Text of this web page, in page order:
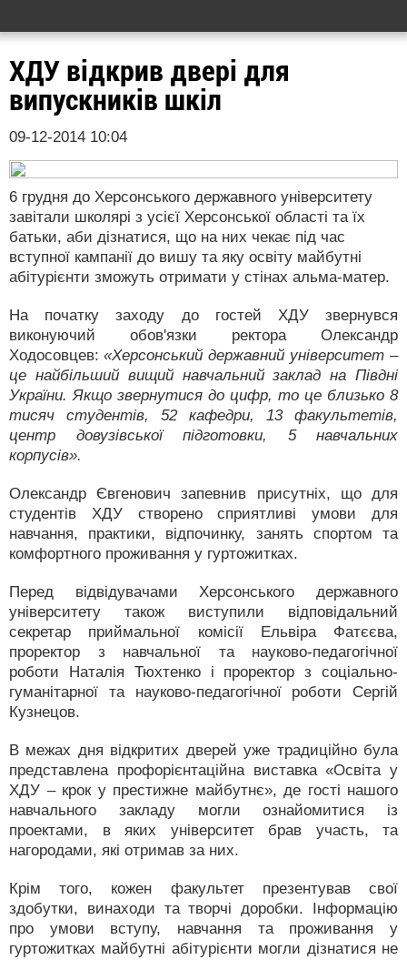
ХДУ відкрив двері для
випускників шкіл
09-12-2014 10:04
6 грудня до Херсонського державного університету
завітали школярі з усієї Херсонської області та їх
батьки, аби дізнатися, що на них чекає під час
вступної кампанії до вишу та яку освіту майбутні
абітурієнти зможуть отримати у стінах альма-матер.
На початку заходу до гостей ХДУ звернувся
виконуючий обов'язки ректора Олександр
Ходосовцев: «Херсонський державний університет –
це найбільший вищий навчальний заклад на Півдні
України. Якщо звернутися до цифр, то це близько 8
тисяч студентів, 52 кафедри, 13 факультетів,
центр довузівської підготовки, 5 навчальних
корпусів».
Олександр Євгенович запевнив присутніх, що для
студентів ХДУ створено сприятливі умови для
навчання, практики, відпочинку, занять спортом та
комфортного проживання у гуртожитках.
Перед відвідувачами Херсонського державного
університету також виступили відповідальний
секретар приймальної комісії Ельвіра Фатєєва,
проректор з навчальної та науково-педагогічної
роботи Наталія Тюхтенко і проректор з соціально-
гуманітарної та науково-педагогічної роботи Сергій
Кузнецов.
В межах дня відкритих дверей уже традиційно була
представлена профорієнтаційна виставка «Освіта у
ХДУ – крок у престижне майбутнє», де гості нашого
навчального закладу могли ознайомитися із
проектами, в яких університет брав участь, та
нагородами, які отримав за них.
Крім того, кожен факультет презентував свої
здобутки, винаходи та творчі доробки. Інформацію
про умови вступу, навчання та проживання у
гуртожитках майбутні абітурієнти могли дізнатися не